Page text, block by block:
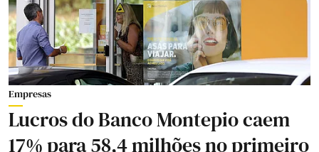
Empresas
Lucros do Banco Montepio caem
17% para 58,4 milhões no primeiro